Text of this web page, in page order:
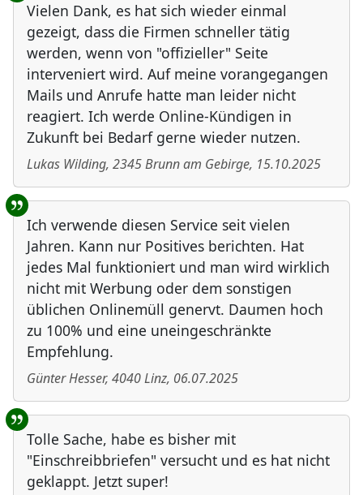
Vielen Dank, es hat sich wieder einmal
gezeigt, dass die Firmen schneller tätig
werden, wenn von "offizieller" Seite
interveniert wird. Auf meine vorangegangen
Mails und Anrufe hatte man leider nicht
reagiert. Ich werde Online-Kündigen in
Zukunft bei Bedarf gerne wieder nutzen.
Lukas Wilding, 2345Brunn am Gebirge, 15.10.2025
Ich verwende diesen Service seit vielen
Jahren. Kann nur Positives berichten. Hat
jedes Mal funktioniert und man wird wirklich
nicht mit Werbung oder dem sonstigen
üblichen Onlinemüll genervt. Daumen hoch
zu 100% und eine uneingeschränkte
Empfehlung.
Günter Hesser, 4040Linz, 06.07.2025
Tolle Sache, habe es bisher mit
"Einschreibbriefen" versucht und es hat nicht
geklappt. Jetzt super!